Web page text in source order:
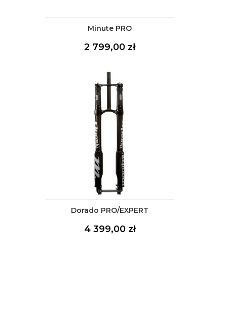
Minute PRO
Cena
2 799,00 zł
Dorado PRO/EXPERT
Cena
4 399,00 zł